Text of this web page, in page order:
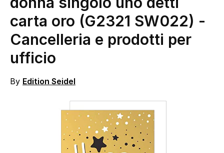
carta oro (G2321 SW022) -
Cancelleria e prodotti per
ufficio
By Edition Seidel